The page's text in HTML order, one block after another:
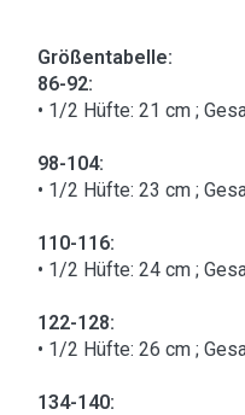
Größentabelle:
86-92:
• 1/2 Hüfte: 21 cm ;
98-104:
• 1/2 Hüfte: 23 cm ;
110-116:
• 1/2 Hüfte: 24 cm ;
122-128:
• 1/2 Hüfte: 26 cm ;
134-140: